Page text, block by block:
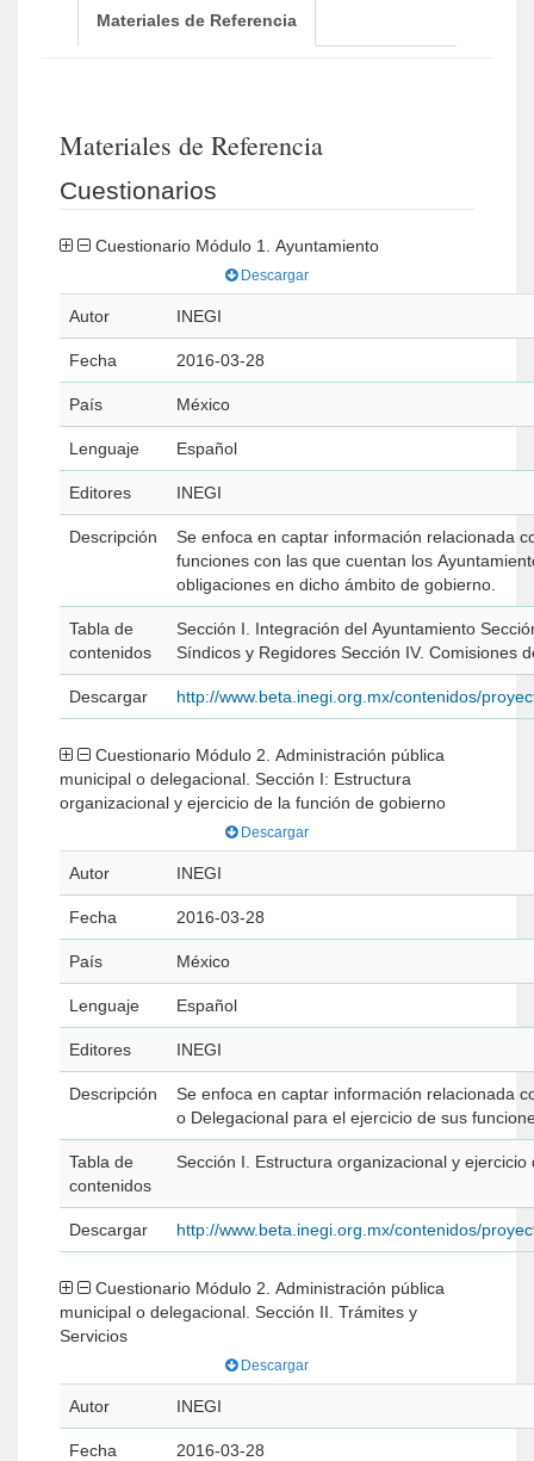
Materiales de Referencia
Materiales de Referencia
Cuestionarios
Cuestionario Módulo 1. Ayuntamiento
Descargar
Autor INEGI
Fecha 2016-03-28
País México
Lenguaje Español
Editores INEGI
Descripción
Se enfoca en captar información relacionada
funciones con las que cuentan los
obligaciones en dicho ámbito de gobierno.
Tabla de
contenidos
Sección I. Integración del Ayuntamiento
Síndicos y Regidores Sección IV. Comisiones
Descargar http://www.beta.inegi.org.mx/contenidos/
municipal o delegacional. Sección I: Estructura
organizacional y ejercicio de la función de gobierno
Descargar
Autor INEGI
Fecha 2016-03-28
País México
Lenguaje Español
Editores INEGI
Descripción
Se enfoca en captar información relacionada
o Delegacional para el ejercicio de sus
Tabla de
contenidos
Sección I. Estructura organizacional y
Descargar http://www.beta.inegi.org.mx/contenidos/
municipal o delegacional. Sección II. Trámites y
Servicios
Descargar
Autor INEGI
Fecha 2016-03-28